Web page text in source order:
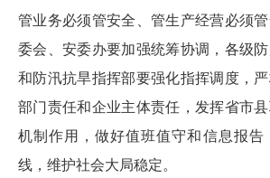
管业务必须管安全、管生产经营必须
委会、安委办要加强统筹协调，各级
和防汛抗旱指挥部要强化指挥调度，严
部门责任和企业主体责任，发挥省市
机制作用，做好值班值守和信息报告
线，维护社会大局稳定。